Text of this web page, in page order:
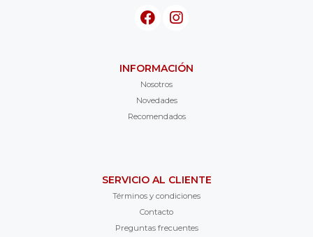
INFORMACIÓN
Nosotros
Novedades
Recomendados
SERVICIO AL CLIENTE
Términos y condiciones
Contacto
Preguntas frecuentes